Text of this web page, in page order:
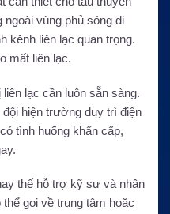
ngoài vùng phủ sóng di
kênh liên lạc quan trọng.
mất liên lạc.
lạc cần luôn sẵn sàng.
hiện trường duy trì điện
tình huống khẩn cấp,
thế hỗ trợ kỹ sư và nhân
gọi về trung tâm hoặc